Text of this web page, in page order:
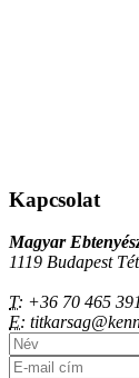
Kapcsolat
Magyar
1119 Budapest
T: +36 70 465
E: